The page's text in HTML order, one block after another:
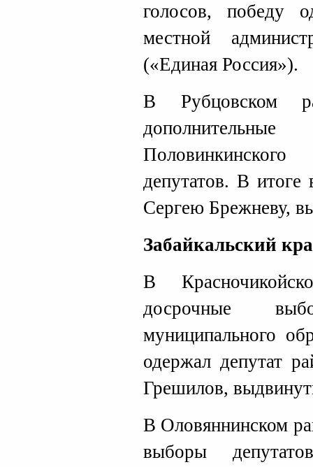
голосов, победу
местной
(«Единая Россия»).
В Рубцовском
депутатов. В итоге
Сергею Брежневу,
Забайкальский
В
досрочные
муниципального
одержал депутат
Грешилов,
В Оловяннинском
выборы